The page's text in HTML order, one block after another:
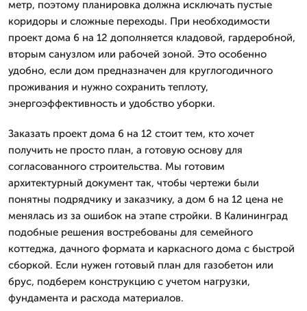
метр, поэтому планировка должна исключать пустые
коридоры и сложные переходы. При необходимости
проект дома 6 на 12 дополняется кладовой, гардеробной,
вторым санузлом или рабочей зоной. Это особенно
удобно, если дом предназначен для круглогодичного
проживания и нужно сохранить теплоту,
энергоэффективность и удобство уборки.
Заказать проект дома 6 на 12 стоит тем, кто хочет
получить не просто план, а готовую основу для
согласованного строительства. Мы готовим
архитектурный документ так, чтобы чертежи были
понятны подрядчику и заказчику, а дом 6 на 12 цена не
менялась из за ошибок на этапе стройки. В Калининград
подобные решения востребованы для семейного
коттеджа, дачного формата и каркасного дома с быстрой
сборкой. Если нужен готовый план для газобетон или
брус, подберем конструкцию с учетом нагрузки,
фундамента и расхода материалов.